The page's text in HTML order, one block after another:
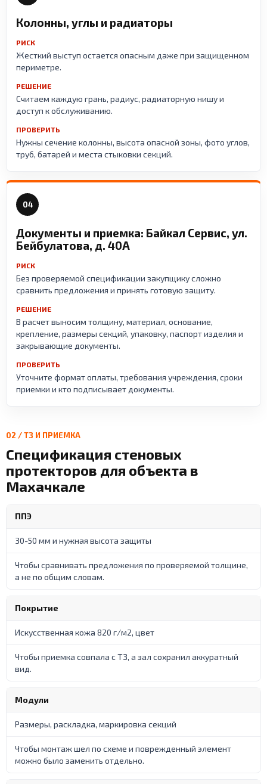
Колонны, углы и радиаторы
РИСК
Жесткий выступ остается опасным даже при защищенном
периметре.
РЕШЕНИЕ
Считаем каждую грань, радиус, радиаторную нишу и
доступ к обслуживанию.
ПРОВЕРИТЬ
Нужны сечение колонны, высота опасной зоны, фото углов,
труб, батарей и места стыковки секций.
04
Документы и приемка: Байкал Сервис, ул.
Бейбулатова, д. 40А
РИСК
Без проверяемой спецификации закупщику сложно
сравнить предложения и принять готовую защиту.
РЕШЕНИЕ
В расчет выносим толщину, материал, основание,
крепление, размеры секций, упаковку, паспорт изделия и
закрывающие документы.
ПРОВЕРИТЬ
Уточните формат оплаты, требования учреждения, сроки
приемки и кто подписывает документы.
02 / ТЗ И ПРИЕМКА
Спецификация стеновых
протекторов для объекта в
Махачкале
ППЭ
30-50 мм и нужная высота защиты
Чтобы сравнивать предложения по проверяемой толщине,
а не по общим словам.
Покрытие
Искусственная кожа 820 г/м2, цвет
Чтобы приемка совпала с ТЗ, а зал сохранил аккуратный
вид.
Модули
Размеры, раскладка, маркировка секций
Чтобы монтаж шел по схеме и поврежденный элемент
можно было заменить отдельно.